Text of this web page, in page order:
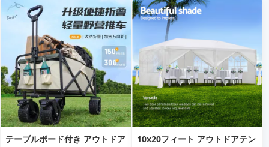
野外サバイバル,アウトドア安全,サバイバル技術,
wholesale 野外サバイバル, XOOBAY
野外サバイバルの基本から実践までを解説。装備選び、火起こし、水の
確保、避難経路の判断、緊急時の行動計画を分かりやすく学べる完全版
ガイド。初心者にも役立つヒントを紹介。
テーブルボード付き アウトドア
10x20フィート アウトドアテン